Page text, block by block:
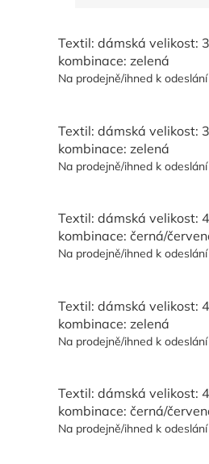
Textil: dámská velikost:
kombinace: zelená
Na prodejně/ihned k odeslání
Textil: dámská velikost:
kombinace: zelená
Na prodejně/ihned k odeslání
Textil: dámská velikost:
kombinace: černá/
Na prodejně/ihned k odeslání
Textil: dámská velikost:
kombinace: zelená
Na prodejně/ihned k odeslání
Textil: dámská velikost:
kombinace: černá/
Na prodejně/ihned k odeslání